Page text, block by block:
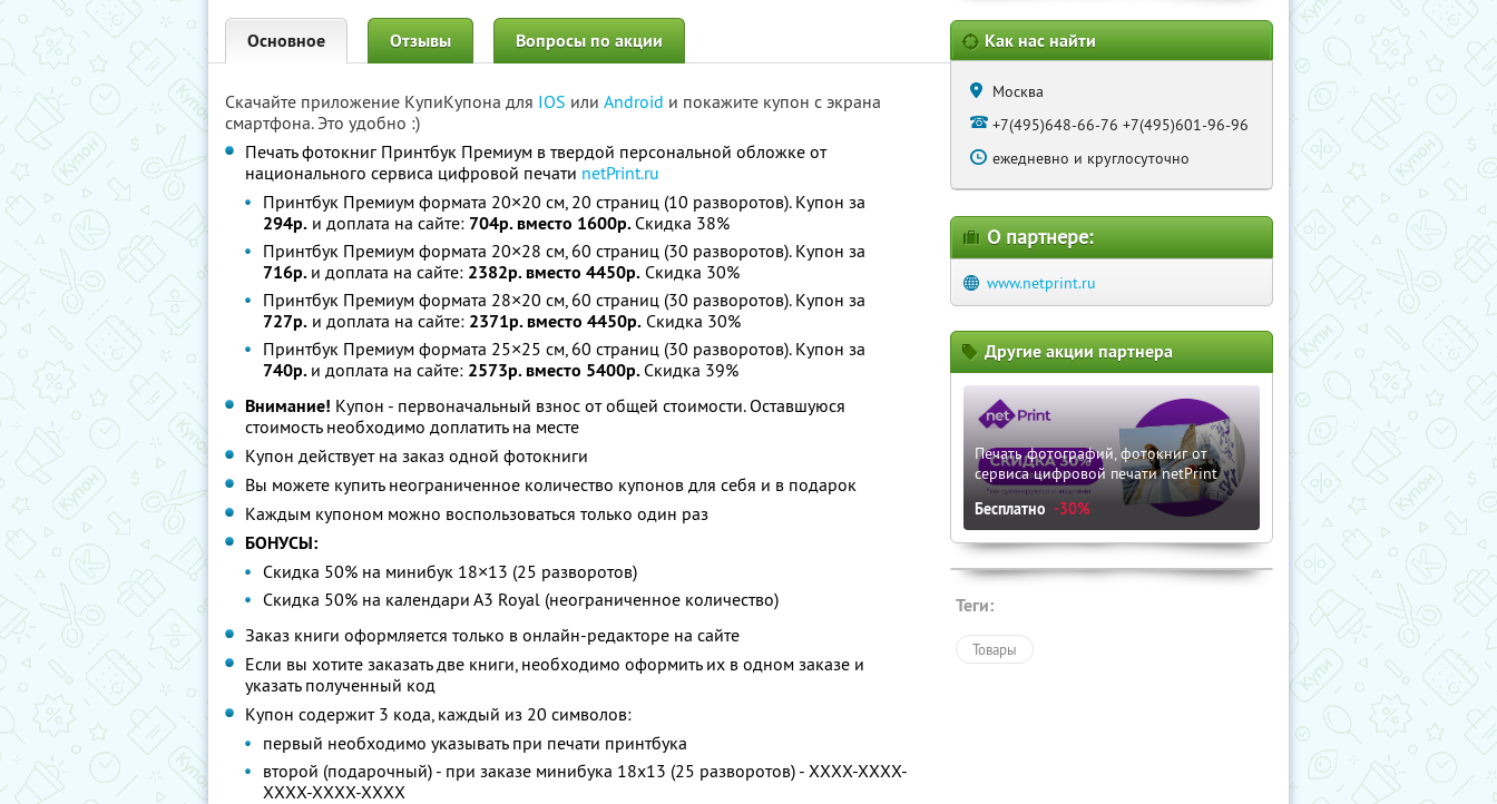
Основное Отзывы Вопросы по акции
Скачайте приложение КупиКупона для IOS или Android и покажите купон с экрана
смартфона. Это удобно :)
Печать фотокниг Принтбук Премиум в твердой персональной обложке от
национального сервиса цифровой печати netPrint.ru
Принтбук Премиум формата 20×20 см, 20 страниц (10 разворотов). Купон за
294р. и доплата на сайте: 704р. вместо 1600р. Скидка 38%
Принтбук Премиум формата 20×28 см, 60 страниц (30 разворотов). Купон за
716р. и доплата на сайте: 2382р. вместо 4450р. Скидка 30%
Принтбук Премиум формата 28×20 см, 60 страниц (30 разворотов). Купон за
727р. и доплата на сайте: 2371р. вместо 4450р. Скидка 30%
Принтбук Премиум формата 25×25 см, 60 страниц (30 разворотов). Купон за
740р. и доплата на сайте: 2573р. вместо 5400р. Скидка 39%
Внимание! Купон - первоначальный взнос от общей стоимости. Оставшуюся
стоимость необходимо доплатить на месте
Купон действует на заказ одной фотокниги
Вы можете купить неограниченное количество купонов для себя и в подарок
Каждым купоном можно воспользоваться только один раз
БОНУСЫ:
Скидка 50% на минибук 18×13 (25 разворотов)
Скидка 50% на календари А3 Royal (неограниченное количество)
Заказ книги оформляется только в онлайн-редакторе на сайте
Если вы хотите заказать две книги, необходимо оформить их в одном заказе и
указать полученный код
Купон содержит 3 кода, каждый из 20 символов:
первый необходимо указывать при печати принтбука
второй (подарочный) - при заказе минибука 18х13 (25 разворотов) - XXXX-XXXX-
XXXX-XXXX-XXXX
Как нас найти
Москва
+7(495)648-66-76 +7(495)601-96-96
ежедневно и круглосуточно
О партнере:
www.netprint.ru
Другие акции партнера
Печать фотографий, фотокниг от
сервиса цифровой печати netPrint
Бесплатно -30%
Теги:
Товары